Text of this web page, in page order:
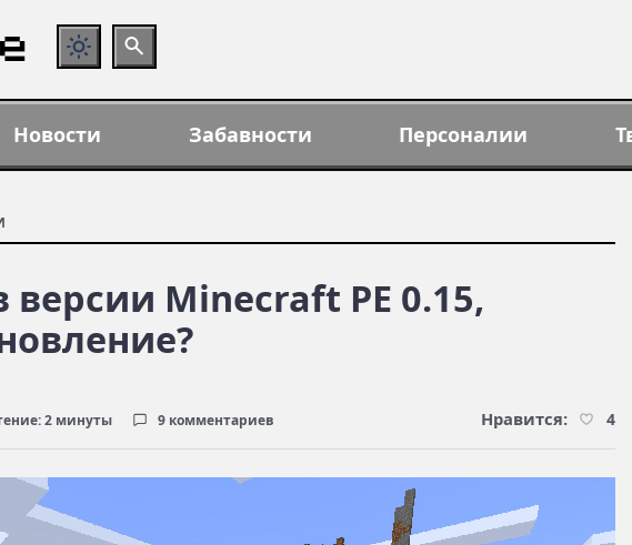
Новости Забавности Персоналии
версии Minecraft PE 0.15,
2 минуты 9 комментариев Нравится: 4